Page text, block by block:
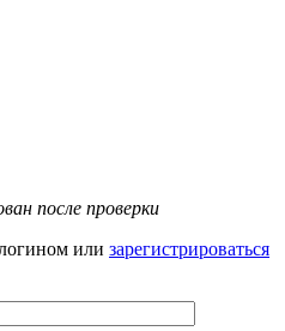
после проверки
или зарегистрироваться